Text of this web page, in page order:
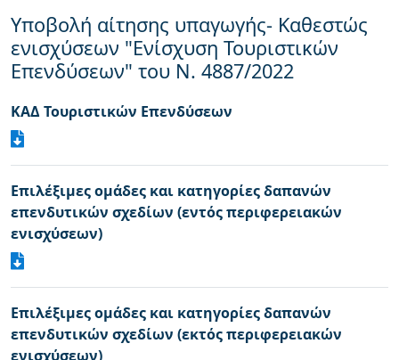
Υποβολή αίτησης υπαγωγής- Καθεστώς
ενισχύσεων "Eνίσχυση Τουριστικών
Επενδύσεων" του Ν. 4887/2022
ΚΑΔ Τουριστικών Επενδύσεων
Επιλέξιμες ομάδες και κατηγορίες δαπανών
επενδυτικών σχεδίων (εντός περιφερειακών
ενισχύσεων)
Επιλέξιμες ομάδες και κατηγορίες δαπανών
επενδυτικών σχεδίων (εκτός περιφερειακών
ενισχύσεων)